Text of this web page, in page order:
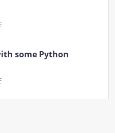
some Python